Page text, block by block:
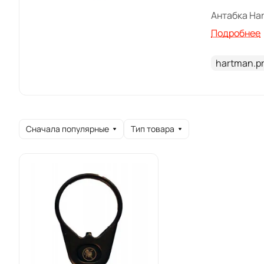
Антабка
Подробнее
Сначала популярные Тип товара